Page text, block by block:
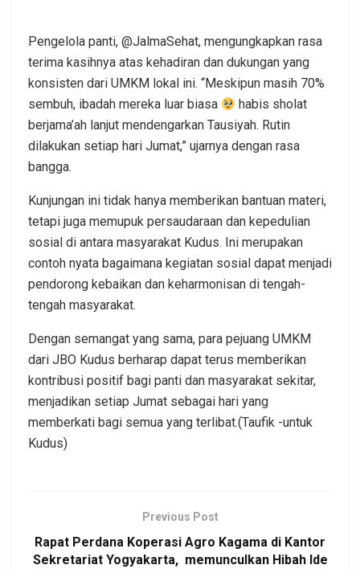
Pengelola panti, @JalmaSehat, mengungkapkan rasa
terima kasihnya atas kehadiran dan dukungan yang
konsisten dari UMKM lokal ini. “Meskipun masih 70%
sembuh, ibadah mereka luar biasa
habis sholat
berjama’ah lanjut mendengarkan Tausiyah. Rutin
dilakukan setiap hari Jumat,” ujarnya dengan rasa
bangga.
Kunjungan ini tidak hanya memberikan bantuan materi,
tetapi juga memupuk persaudaraan dan kepedulian
sosial di antara masyarakat Kudus. Ini merupakan
contoh nyata bagaimana kegiatan sosial dapat menjadi
pendorong kebaikan dan keharmonisan di tengah-
tengah masyarakat.
Dengan semangat yang sama, para pejuang UMKM
dari JBO Kudus berharap dapat terus memberikan
kontribusi positif bagi panti dan masyarakat sekitar,
menjadikan setiap Jumat sebagai hari yang
memberkati bagi semua yang terlibat.(Taufik -untuk
Kudus)
Previous Post
Rapat Perdana Koperasi Agro Kagama di Kantor
Sekretariat Yogyakarta, memunculkan Hibah Ide